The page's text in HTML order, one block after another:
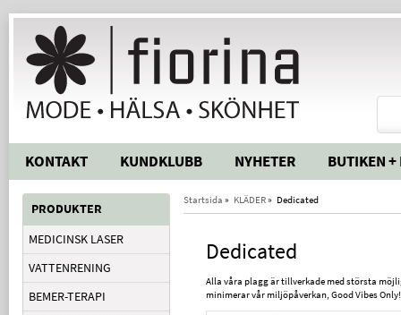
KONTAKT KUNDKLUBB NYHETER BUTIKEN +
PRODUKTER
MEDICINSK LASER
VATTENRENING
BEMER-TERAPI
Startsida » KLÄDER» Dedicated
Dedicated
Alla våra plagg är tillverkade med största
minimerar vår miljöpåverkan, Good Vibes Only!